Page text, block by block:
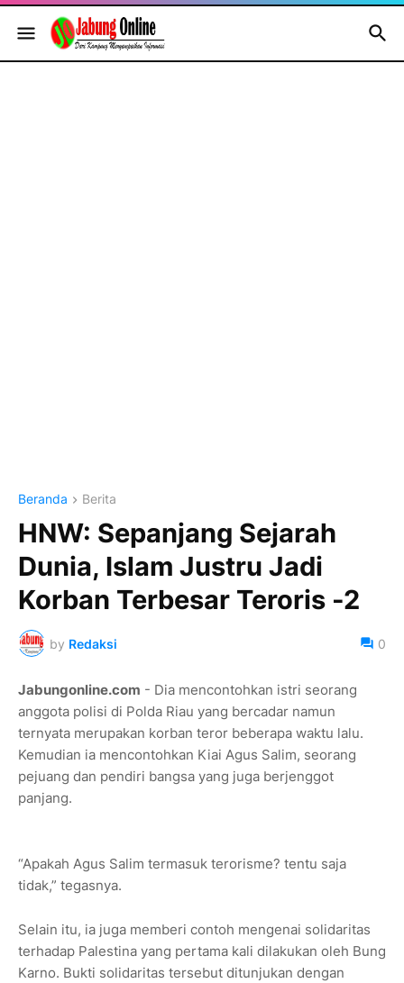
Beranda Berita
HNW: Sepanjang Sejarah
Dunia, Islam Justru Jadi
Korban Terbesar Teroris -2
by Redaksi 0
Jabungonline.com - Dia mencontohkan istri seorang
anggota polisi di Polda Riau yang bercadar namun
ternyata merupakan korban teror beberapa waktu lalu.
Kemudian ia mencontohkan Kiai Agus Salim, seorang
pejuang dan pendiri bangsa yang juga berjenggot
panjang.
“Apakah Agus Salim termasuk terorisme? tentu saja
tidak,” tegasnya.
Selain itu, ia juga memberi contoh mengenai solidaritas
terhadap Palestina yang pertama kali dilakukan oleh Bung
Karno. Bukti solidaritas tersebut ditunjukan dengan